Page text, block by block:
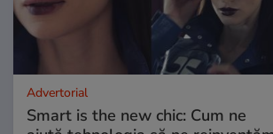
Advertorial
Smart is the new chic: Cum ne